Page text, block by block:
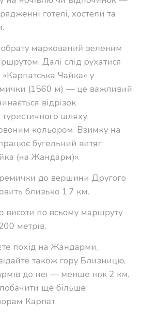
готелі, хостели та
маркований зеленим
Далі слід рухатися
Чайка» у
(1560 м) — це важливий
відрізок
шляху,
кольором. Взимку на
бугельний витяг
(на Жандарм)».
до вершини Другого
близько 1,7 км.
висоти по всьому маршруту
метрів.
похід на Жандарми,
також гору Близницю,
до неї — менше ніж 2 км.
ще більше
Карпат.